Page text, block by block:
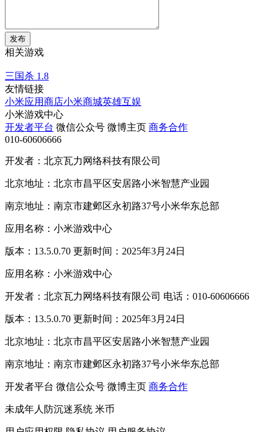
发布
相关游戏
三国杀 1.8
友情链接
小米应用商店小米商城英雄互娱
小米游戏中心
开发者平台 微信公众号 微博主页 商务合作
010-60606666
开发者：北京瓦力网络科技有限公司
北京地址：北京市昌平区安居路小米智慧产业园
南京地址：南京市建邺区永初路37号小米华东总部
应用名称：小米游戏中心
版本：13.5.0.70 更新时间：2025年3月24日
应用名称：小米游戏中心
开发者：北京瓦力网络科技有限公司 电话：010-60606666
版本：13.5.0.70 更新时间：2025年3月24日
北京地址：北京市昌平区安居路小米智慧产业园
南京地址：南京市建邺区永初路37号小米华东总部
开发者平台 微信公众号 微博主页 商务合作
未成年人防沉迷系统 米币